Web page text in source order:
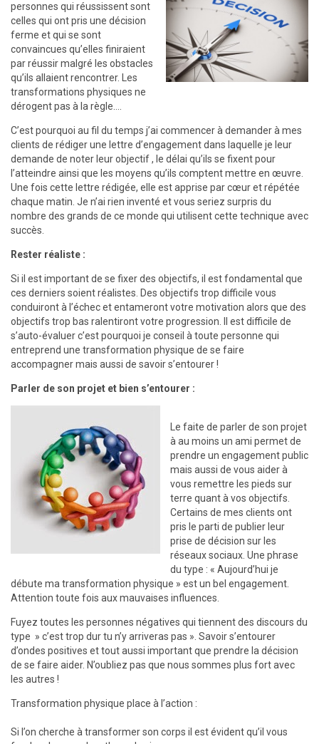
personnes qui réussissent sont
celles qui ont pris une décision
ferme et qui se sont
convaincues qu’elles finiraient
par réussir malgré les obstacles
qu’ils allaient rencontrer. Les
transformations physiques ne
dérogent pas à la règle….
C’est pourquoi au fil du temps j’ai commencer à demander à mes
clients de rédiger une lettre d’engagement dans laquelle je leur
demande de noter leur objectif , le délai qu’ils se fixent pour
l’atteindre ainsi que les moyens qu’ils comptent mettre en œuvre.
Une fois cette lettre rédigée, elle est apprise par cœur et répétée
chaque matin. Je n’ai rien inventé et vous seriez surpris du
nombre des grands de ce monde qui utilisent cette technique avec
succès.
Rester réaliste :
Si il est important de se fixer des objectifs, il est fondamental que
ces derniers soient réalistes. Des objectifs trop difficile vous
conduiront à l’échec et entameront votre motivation alors que des
objectifs trop bas ralentiront votre progression. Il est difficile de
s’auto-évaluer c’est pourquoi je conseil à toute personne qui
entreprend une transformation physique de se faire
accompagner mais aussi de savoir s’entourer !
Parler de son projet et bien s’entourer :
Le faite de parler de son projet
à au moins un ami permet de
prendre un engagement public
mais aussi de vous aider à
vous remettre les pieds sur
terre quant à vos objectifs.
Certains de mes clients ont
pris le parti de publier leur
prise de décision sur les
réseaux sociaux. Une phrase
du type : « Aujourd’hui je
débute ma transformation physique » est un bel engagement.
Attention toute fois aux mauvaises influences.
Fuyez toutes les personnes négatives qui tiennent des discours du
type » c’est trop dur tu n’y arriveras pas ». Savoir s’entourer
d’ondes positives et tout aussi important que prendre la décision
de se faire aider. N’oubliez pas que nous sommes plus fort avec
les autres !
Transformation physique place à l’action :
Si l’on cherche à transformer son corps il est évident qu’il vous